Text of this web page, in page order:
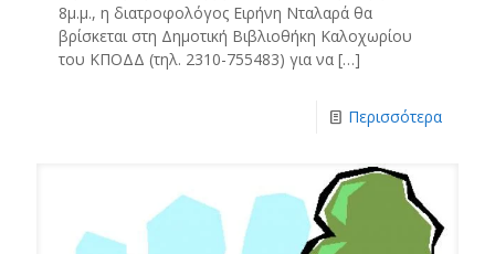
8μ.μ., η διατροφολόγος Ειρήνη Νταλαρά θα
βρίσκεται στη Δημοτική Βιβλιοθήκη Καλοχωρίου
του ΚΠΟΔΔ (τηλ. 2310-755483) για να […]
Περισσότερα